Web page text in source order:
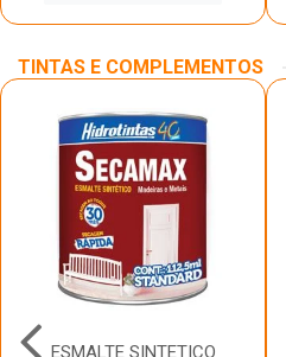
TINTAS E COMPLEMENTOS
ESMALTE SINTETICO